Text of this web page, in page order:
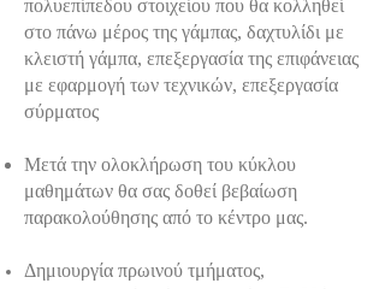
πολυεπίπεδου στοιχείου που θα κολληθεί
στο πάνω μέρος της γάμπας, δαχτυλίδι με
κλειστή γάμπα, επεξεργασία της επιφάνειας
με εφαρμογή των τεχνικών, επεξεργασία
σύρματος
Μετά την ολοκλήρωση του κύκλου
μαθημάτων θα σας δοθεί βεβαίωση
παρακολούθησης από το κέντρο μας.
Δημιουργία πρωινού τμήματος,